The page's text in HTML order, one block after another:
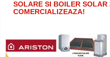
SOLARE SI BOILER SOLAR
COMERCIALIZEAZA!